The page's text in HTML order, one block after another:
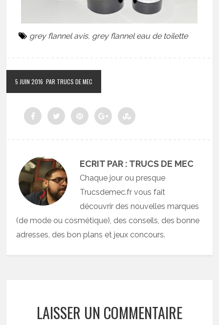
grey flannel avis, grey flannel eau de toilette
5 JUIN 2016 PAR TRUCS DE MEC
ECRIT PAR : TRUCS DE MEC
Chaque jour ou presque
Trucsdemec.fr vous fait
découvrir des nouvelles marques
(de mode ou cosmétique), des conseils, des bonne
adresses, des bon plans et jeux concours.
LAISSER UN COMMENTAIRE